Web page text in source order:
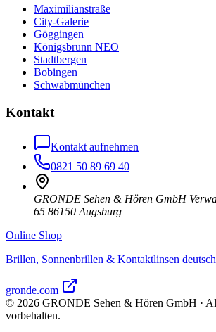
Maximilianstraße
City-Galerie
Göggingen
Königsbrunn NEO
Stadtbergen
Bobingen
Schwabmünchen
Kontakt
Kontakt aufnehmen
0821 50 89 69 40
GRONDE Sehen & Hören GmbH
65 86150 Augsburg
Online Shop
Brillen, Sonnenbrillen & Kontaktlinsen
gronde.com
© 2026 GRONDE Sehen & Hören GmbH ·
vorbehalten.